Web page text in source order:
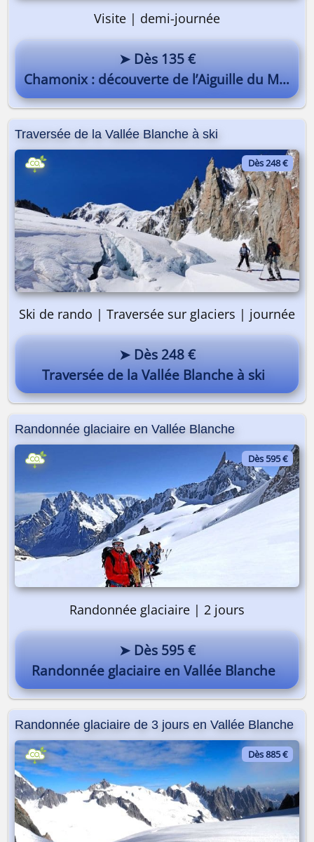
Pourquoi pas vous ? 😎
Visite | demi-journée
➤ Dès 135 €
Chamonix : découverte de l’Aiguille du Midi
Traversée de la Vallée Blanche à ski
Dès 248 €
Ski de rando | Traversée sur glaciers | journée
➤ Dès 248 €
Traversée de la Vallée Blanche à ski
Randonnée glaciaire en Vallée Blanche
Dès 595 €
Randonnée glaciaire | 2 jours
➤ Dès 595 €
Randonnée glaciaire en Vallée Blanche
Randonnée glaciaire de 3 jours en Vallée Blanche
Dès 885 €